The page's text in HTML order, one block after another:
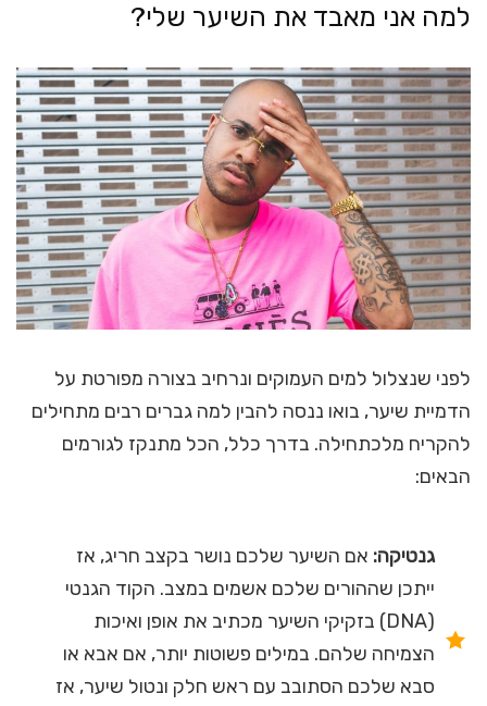
למה אני מאבד את השיער שלי?
לפני שנצלול למים העמוקים ונרחיב בצורה מפורטת על
הדמיית שיער, בואו ננסה להבין למה גברים רבים מתחילים
להקריח מלכתחילה. בדרך כלל, הכל מתנקז לגורמים
הבאים:
גנטיקה: אם השיער שלכם נושר בקצב חריג, אז
ייתכן שההורים שלכם אשמים במצב. הקוד הגנטי
(DNA) בזקיקי השיער מכתיב את אופן ואיכות
הצמיחה שלהם. במילים פשוטות יותר, אם אבא או
סבא שלכם הסתובב עם ראש חלק ונטול שיער, אז